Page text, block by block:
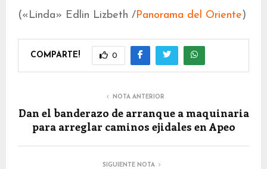
(«Linda» Edlin Lizbeth /Panorama del Oriente)
COMPARTE! 0
NOTA ANTERIOR
Dan el banderazo de arranque a maquinaria
para arreglar caminos ejidales en Apeo
SIGUIENTE NOTA